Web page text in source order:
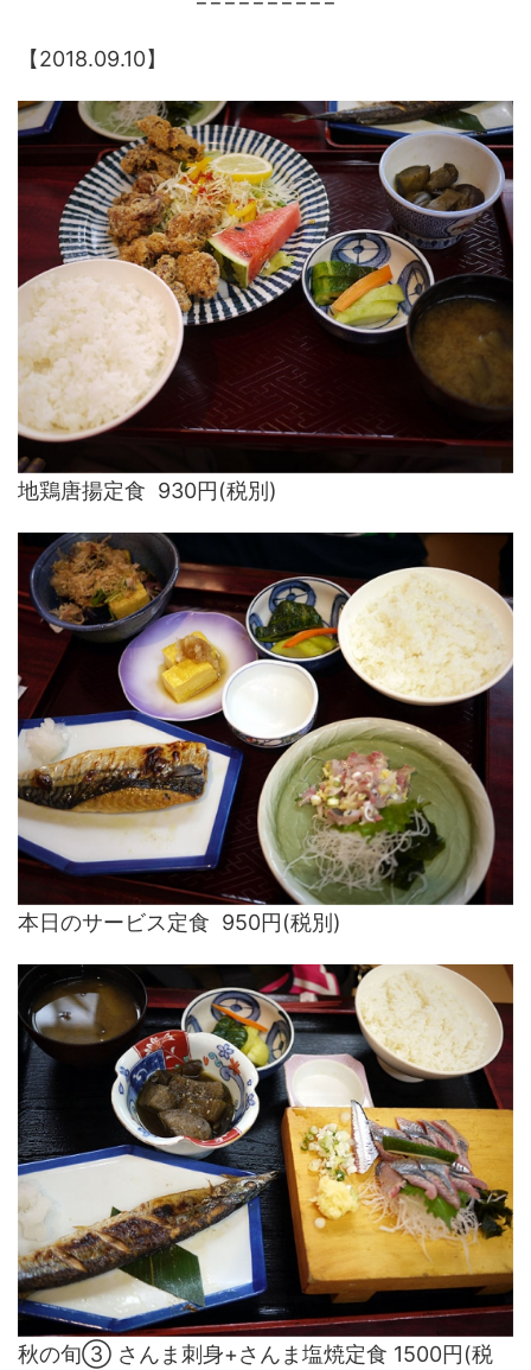
【2018.09.10】
地鶏唐揚定食 930円(税別)
本日のサービス定食 950円(税別)
秋の旬③ さんま刺身+さんま塩焼定食 1500円(税